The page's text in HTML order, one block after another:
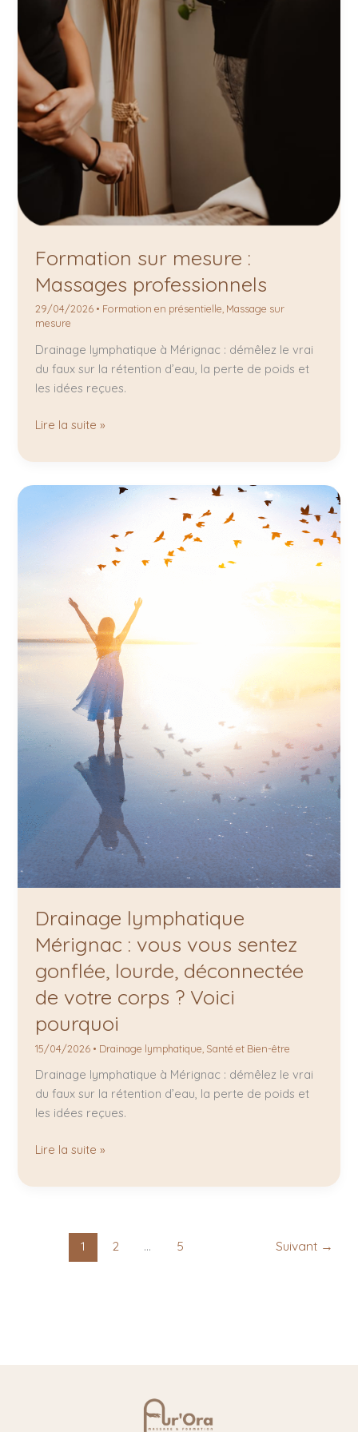
Formation sur mesure :
Massages professionnels
29/04/2026 • Formation en présentielle, Massage sur
mesure
Drainage lymphatique à Mérignac : démêlez le vrai
du faux sur la rétention d’eau, la perte de poids et
les idées reçues.
Lire la suite »
Drainage lymphatique
Mérignac : vous vous sentez
gonflée, lourde, déconnectée
de votre corps ? Voici
pourquoi
15/04/2026 • Drainage lymphatique Santé et Bien-être
Drainage lymphatique à Mérignac : démêlez le vrai
du faux sur la rétention d’eau, la perte de poids et
les idées reçues.
sentez
lourde,
déconnectée
votre
?
pourquoi
Lire la suite »
1 2 … 5 Suivant →